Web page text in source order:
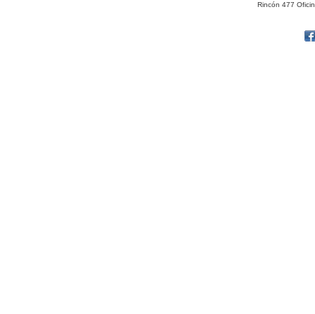
Rincón 477